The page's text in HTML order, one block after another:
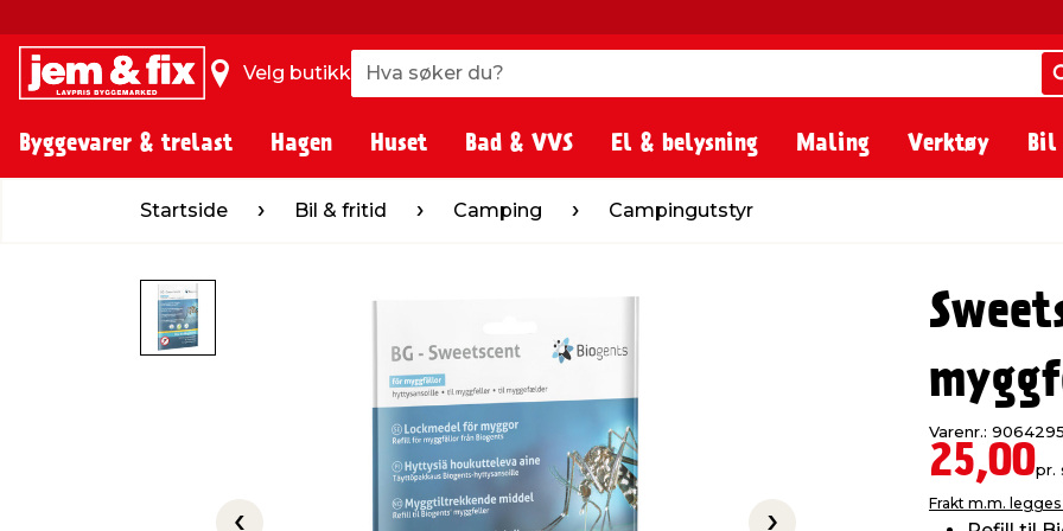
Velg butikk Hva søker du?
Hva søker du?
Byggevarer & trelast Hagen Huset Bad & VVS El & belysning Maling Verktøy
Bil & fritid Camping Campingutstyr
Startside Bil & fritid Camping Campingutstyr
Varenr.: 9064295
25,00pr.
Frakt m.m. legges